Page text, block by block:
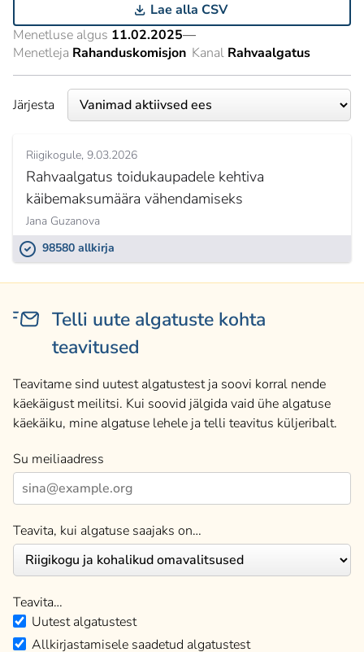
Lae alla CSV
Menetluse algus 11.02.2025—
Menetleja Rahanduskomisjon Kanal Rahvaalgatus
Järjesta
Riigikogule 9.03.2026
Rahvaalgatus toidukaupadele kehtiva
käibemaksumäära vähendamiseks
Jana Guzanova
98580 allkirja
Telli uute algatuste kohta
teavitused
Teavitame sind uutest algatustest ja soovi korral nende
käekäigust meilitsi. Kui soovid jälgida vaid ühe algatuse
käekäiku, mine algatuse lehele ja telli teavitus küljeribalt.
Su meiliaadress
Teavita, kui algatuse saajaks on…
Teavita…
Uutest algatustest
Allkirjastamisele saadetud algatustest